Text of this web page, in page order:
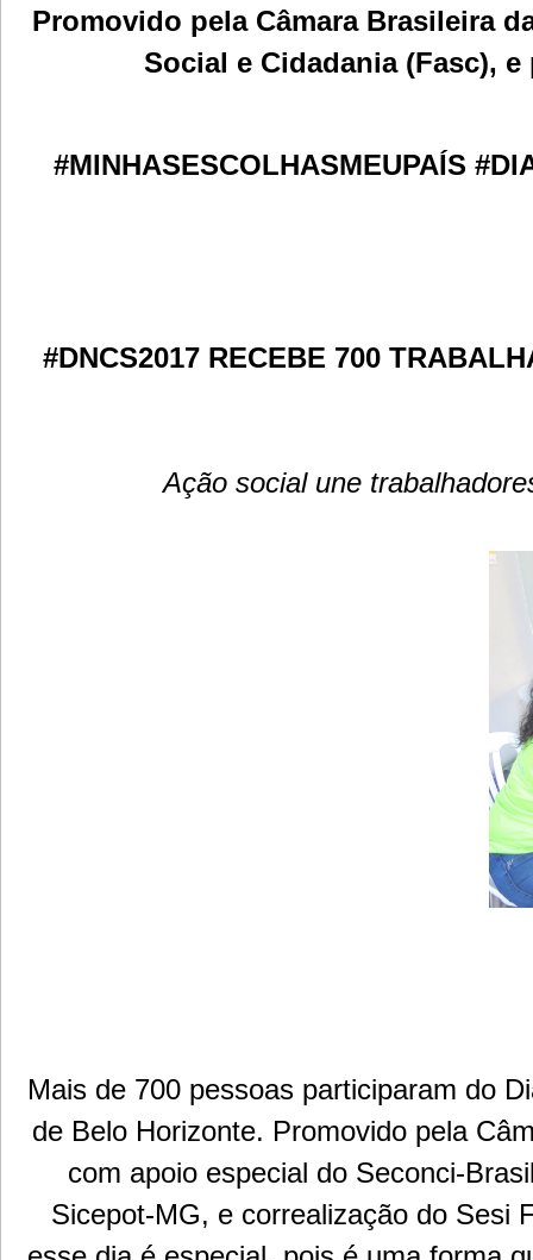
Promovido pela Câmara Brasileira
Social e Cidadania (Fasc),
#MINHASESCOLHASMEUPAÍS
#DNCS2017 RECEBE 700
Ação social une
Mais de 700 pessoas participaram do
de Belo Horizonte. Promovido pela
com apoio especial do Seconci-
Sicepot-MG, e correalização do Sesi